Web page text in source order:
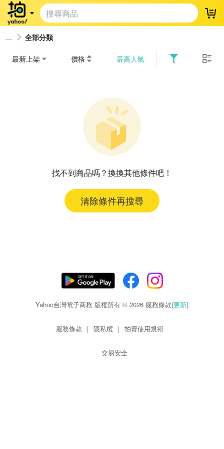
登
全部分類
最新上架 價格 最高人氣
找不到商品嗎？換換其他條件吧！
清除條件再搜尋
Yahoo台灣電子商務 版權所有 © 2026 服務條款(更新)
服務條款 | 隱私權 | 拍賣使用規範
交易安全